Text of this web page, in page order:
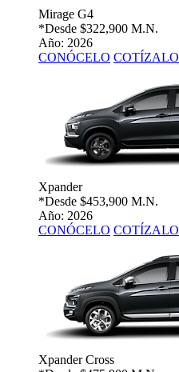
Mirage G4
*Desde $322,900 M.N.
Año: 2026
CONÓCELO COTÍZALO
Xpander
*Desde $453,900 M.N.
Año: 2026
CONÓCELO COTÍZALO
Xpander Cross